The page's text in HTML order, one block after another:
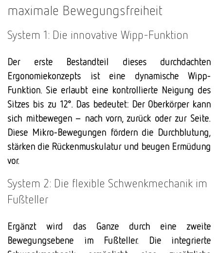
maximale Bewegungsfreiheit
System 1: Die innovative Wipp-Funktion
Der erste Bestandteil dieses durchdachten
Ergonomiekonzepts ist eine dynamische Wipp-
Funktion. Sie erlaubt eine kontrollierte Neigung des
Sitzes bis zu 12°. Das bedeutet: Der Oberkörper kann
sich mitbewegen – nach vorn, zurück oder zur Seite.
Diese Mikro-Bewegungen fördern die Durchblutung,
stärken die Rückenmuskulatur und beugen Ermüdung
vor.
System 2: Die flexible Schwenkmechanik im
Fußteller
Ergänzt wird das Ganze durch eine zweite
Bewegungsebene im Fußteller. Die integrierte